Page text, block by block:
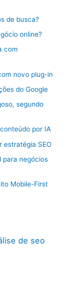
de busca?
online?
com
novo plug-in
do Google
segundo
por IA
estratégia SEO
para negócios
Mobile-First
de seo